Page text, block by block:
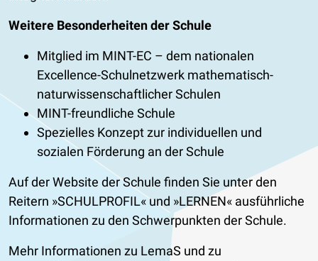
Weitere Besonderheiten der Schule
Mitglied im MINT-EC – dem nationalen
Excellence-Schulnetzwerk mathematisch-
naturwissenschaftlicher Schulen
MINT-freundliche Schule
Spezielles Konzept zur individuellen und
sozialen Förderung an der Schule
Auf der Website der Schule finden Sie unter den
Reitern »SCHULPROFIL« und »LERNEN« ausführliche
Informationen zu den Schwerpunkten der Schule.
Mehr Informationen zu LemaS und zu